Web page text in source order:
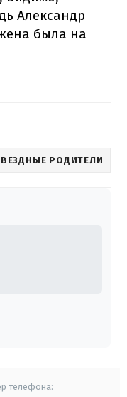
Александр
была на
РОДИТЕЛИ
телефона: